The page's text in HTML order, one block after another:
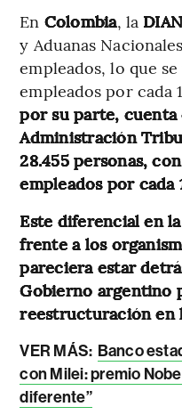
En Colombia, la
y Aduanas
empleados, lo que
empleados por cada
por su parte, cuenta
Administración
28.455 personas,
empleados por cada
Este diferencial en
frente a los
pareciera estar
Gobierno argentino
reestructuración en
VER MÁS: Banco
con Milei: premio
diferente”